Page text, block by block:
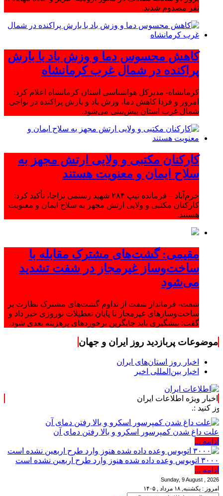
نفر مصدوم شدند.
کاهش محسوس دما و وزش باد با بارش
پراکنده در شمال غرب کرمانشاه
کرمانشاه- مدیرکل هواشناسی استان کرمانشاه اعلام کرد:
امروز و فردا کاهش دما، وزش باد و بارش پراکنده در نواحی
شمال غرب استان پیش‌بینی می‌شود.
کارکنان مکتبی و ولایی ارتش مجهز به
سلاح ایمان و معنویت هستند
خرم‌آباد – فرمانده تیپ ۲۸۴ شهید رستمی نزاجا، تأکید کرد:
کارکنان مکتبی و ولایی ارتش مجهز به سلاح ایمان و معنویت
هستند.
مقیمی: گشت‌های مشترک مقابله با
ساخت‌وساز غیرمجاز در شفت تشدید
می‌شود
شفت- فرماندار شفت از تداوم گشت‌های مشترک نظارت بر
ساخت‌وسازهای غیرمجاز تا پایان تعطیلات نوروزی خبر داد و
گفت: پیشگیری باید جایگزین برخوردهای پرهزینه بعدی شود.
موضوعات پربازدید روز ایران و جهان
اخبار روز استان‌های ایران
اخبار بین‌المللی اخیر
اخبار ویژه اطلاعات ایران
علت داغ شدن کمپرسور اسکرو و بالا رفتن دمای آن
ادامه ...
۳۰۰۰ اتوبوس وعده داده شده هنوز وارد طرح اربعین نشده است
ادامه ...
Sunday, 9 August , 2026
امروز : یکشنبه, ۱۸ مرداد , ۱۴۰۵